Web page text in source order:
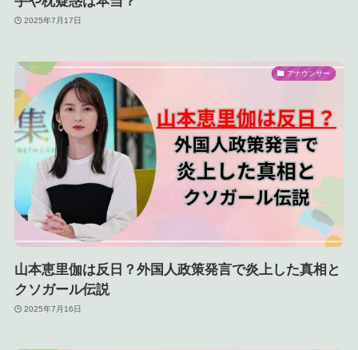
2025年7月17日
アナウンサー
山本恵里伽は反日？外国人政策発言で炎上した真相と
クソガール伝説
2025年7月16日